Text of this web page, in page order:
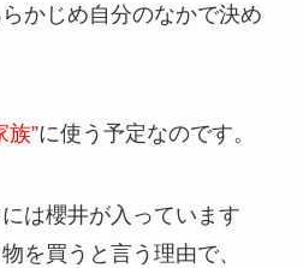
かじめ自分のなかで決め
族”に使う予定なのです。
は櫻井が入っています
を買うと言う理由で、